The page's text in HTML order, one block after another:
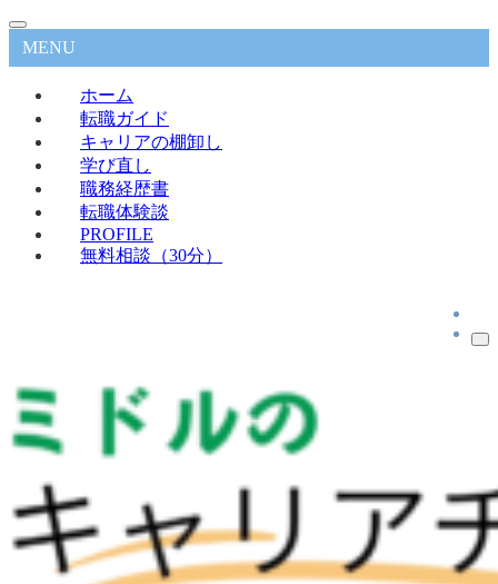
MENU
ホーム
転職ガイド
キャリアの棚卸し
学び直し
職務経歴書
転職体験談
PROFILE
無料相談（30分）